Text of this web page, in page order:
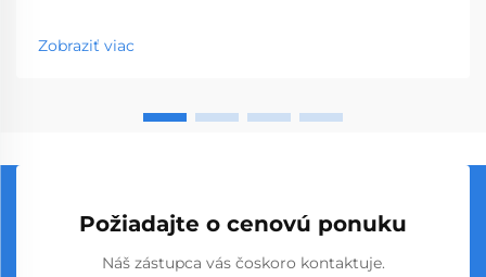
nástrojov, ktorý obsluhuje podniky od obchodov so
stavebninami až po stavebné spoločnosti. S
Zobraziť viac
Požiadajte o cenovú ponuku
Náš zástupca vás čoskoro kontaktuje.